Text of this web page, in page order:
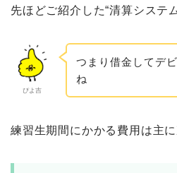
先ほどご紹介した“清算システ
ぴよ吉
つまり借金してデ
ね
練習生期間にかかる費用は主に